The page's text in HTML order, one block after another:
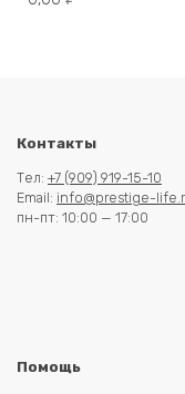
Контакты
Тел: +7 (909) 919-15-10
Email: info@prestige-
пн-пт: 10:00 — 17:00
Помощь